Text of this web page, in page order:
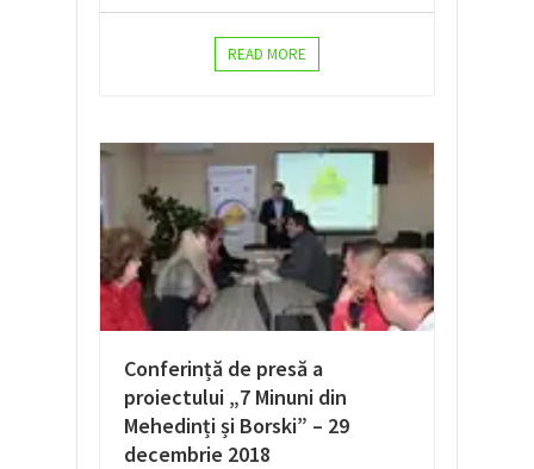
READ MORE
Conferință de presă a
proiectului „7 Minuni din
Mehedinți și Borski” – 29
decembrie 2018